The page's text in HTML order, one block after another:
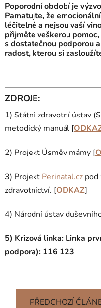
Poporodní období je
Pamatujte, že
léčitelné a nejsou vaší
přijměte veškerou
s dostatečnou podporou
radost, kterou si
ZDROJE:
1) Státní zdravotní ústav
metodický manuál [
2) Projekt Úsměv mámy [
3) Projekt Perinatal.cz pod
zdravotnictví. [ODKAZ]
4) Národní ústav
5) Krizová linka: Linka
podpora): 116 123
PŘEDCHOZÍ